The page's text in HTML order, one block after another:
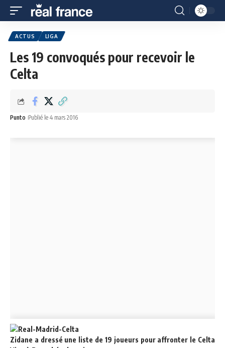
ACTUS LIGA
Les 19 convoqués pour recevoir le
Celta
Punto Publié le 4 mars 2016
Zidane a dressé une liste de 19 joueurs pour affronter le Celta